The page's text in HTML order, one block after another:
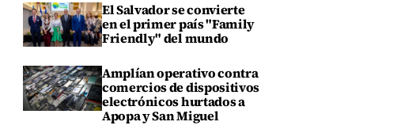
El Salvador se convierte
en el primer país "Family
Friendly" del mundo
Amplían operativo contra
comercios de dispositivos
electrónicos hurtados a
Apopa y San Miguel